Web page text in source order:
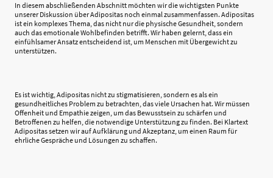
In diesem abschließenden Abschnitt möchten wir die wichtigsten Punkte
unserer Diskussion über Adipositas noch einmal zusammenfassen. Adipositas
ist ein komplexes Thema, das nicht nur die physische Gesundheit, sondern
auch das emotionale Wohlbefinden betrifft. Wir haben gelernt, dass ein
einfühlsamer Ansatz entscheidend ist, um Menschen mit Übergewicht zu
unterstützen.
Es ist wichtig, Adipositas nicht zu stigmatisieren, sondern es als ein
gesundheitliches Problem zu betrachten, das viele Ursachen hat. Wir müssen
Offenheit und Empathie zeigen, um das Bewusstsein zu schärfen und
Betroffenen zu helfen, die notwendige Unterstützung zu finden. Bei Klartext
Adipositas setzen wir auf Aufklärung und Akzeptanz, um einen Raum für
ehrliche Gespräche und Lösungen zu schaffen.